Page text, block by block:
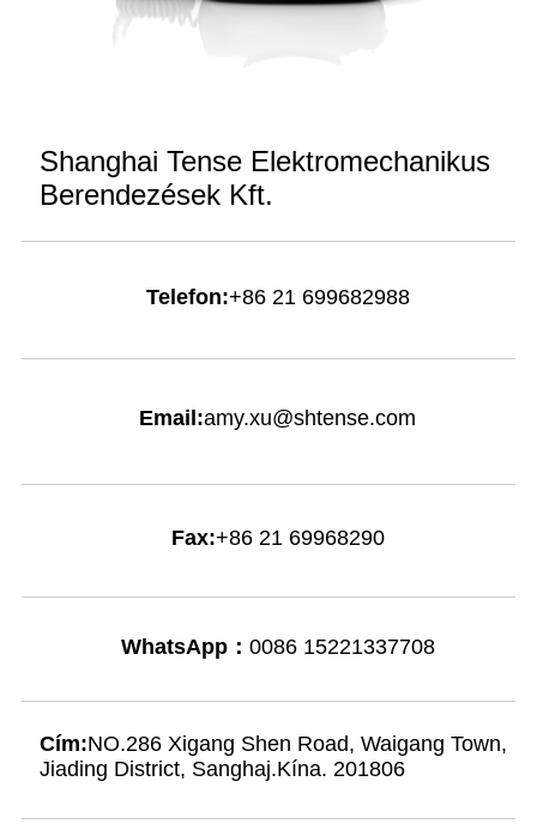
Shanghai Tense Elektromechanikus
Berendezések Kft.
Telefon:+86 21 699682988
Email:amy.xu@shtense.com
Fax:+86 21 69968290
WhatsApp： 0086 15221337708
Cím:NO.286 Xigang Shen Road, Waigang Town,
Jiading District, Sanghaj.Kína. 201806